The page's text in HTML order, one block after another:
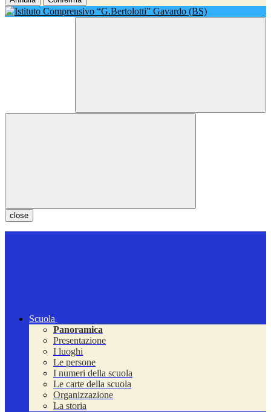
close
Scuola
Panoramica
Presentazione
I luoghi
Le persone
I numeri della scuola
Le carte della scuola
Organizzazione
La storia